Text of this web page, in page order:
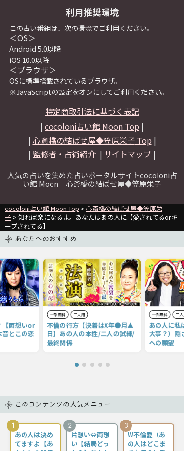
利用推奨環境
この占い番組は、次の環境でご利用ください。
＜OS＞
Android 5.0以降
iOS 10.0以降
＜ブラウザ＞
OSに標準搭載されているブラウザ。
※JavaScriptの設定をオンにしてご利用ください。
特定商取引法に基づく表記
| cocoloni占い館 Moon Top |
| 心斎橋の結ばせ屋◆笠原栄子Top |
| 監修者・占術紹介 | サイトマップ |
人気の占いを集めた占いポータルサイトcocoloni占
い館 Moon｜ 心斎橋の結ばせ屋◆笠原栄子
cocoloni占い館 Moon Top > 心斎橋の結ばせ屋◆笠原栄
子 > 知れば楽になるよ。あなたはあの人に【愛されてるorキ
ープされてる】
あなたへのおすすめ
【両想いor
とこの恋
一部無料 二人用
不倫の行方【決着はX年●月▲
日】あの人の本性/二人の試練/
最終関係
一部無料 二人用
あの人に私
大事？）隠
への願望
このコンテンツの人気メニュー
1
あの人は決め
てますよ【あ
2
片想い⇔両想
い【結局どっ
3
W不倫愛（あ
の人はどこま